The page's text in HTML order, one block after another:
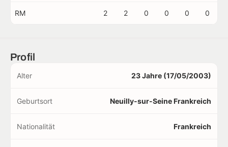
RM 2 2 0 0 0 0
Profil
Alter 23 Jahre (17/05/2003)
Geburtsort Neuilly-sur-Seine Frankreich
Nationalität Frankreich